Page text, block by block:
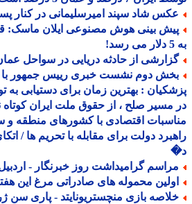
شاد سپند امیرسلیمانی در کنار
از حادثه دریایی در سواحل عمان
دوم نشست خبری رییس جمهور با
: بهترین زمان برای دستیابی به
مسیر صلح ، از حقوق ملت ایران کوتاه
اقتصادی با کشورهای منطقه و
دولت برای مقابله با تحریم ها /
گرامیداشت روز خبرنگار - اردبیل
محموله های صادراتی مرغ این هفته
بازی منچستریونایتد - پاری سن ژرمن